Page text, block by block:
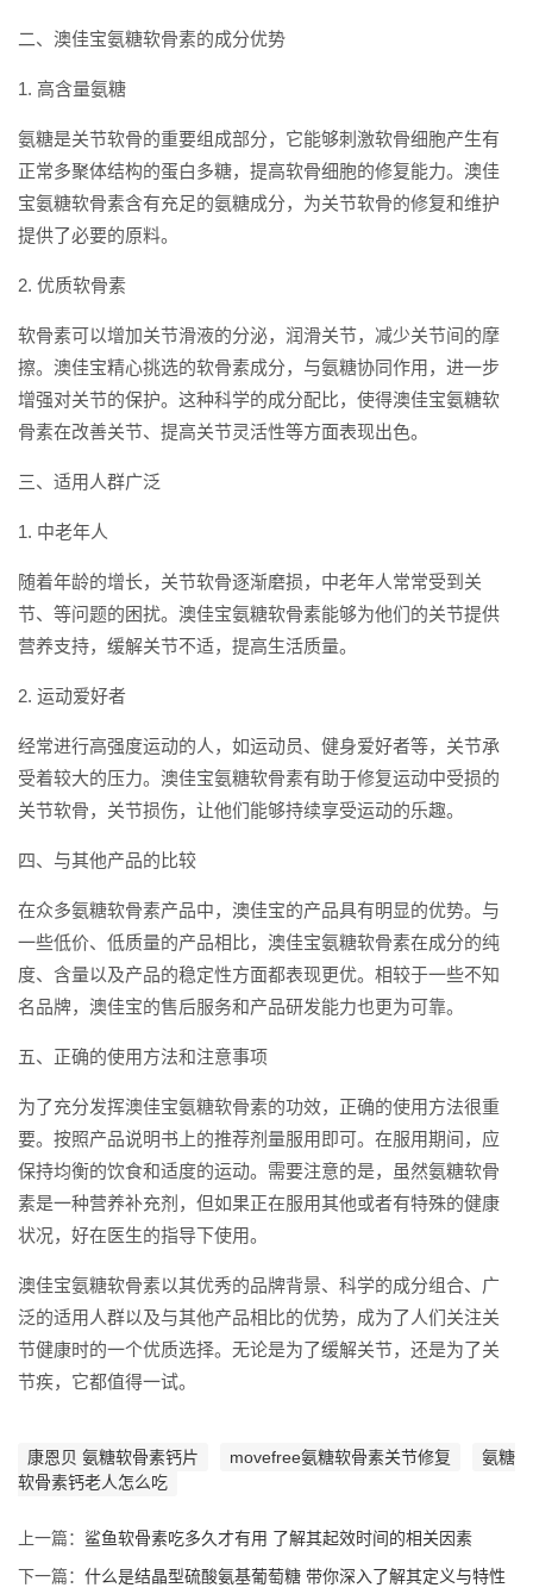
二、澳佳宝氨糖软骨素的成分优势
1. 高含量氨糖
氨糖是关节软骨的重要组成部分，它能够刺激软骨细胞产生有
正常多聚体结构的蛋白多糖，提高软骨细胞的修复能力。澳佳
宝氨糖软骨素含有充足的氨糖成分，为关节软骨的修复和维护
提供了必要的原料。
2. 优质软骨素
软骨素可以增加关节滑液的分泌，润滑关节，减少关节间的摩
擦。澳佳宝精心挑选的软骨素成分，与氨糖协同作用，进一步
增强对关节的保护。这种科学的成分配比，使得澳佳宝氨糖软
骨素在改善关节、提高关节灵活性等方面表现出色。
三、适用人群广泛
1. 中老年人
随着年龄的增长，关节软骨逐渐磨损，中老年人常常受到关
节、等问题的困扰。澳佳宝氨糖软骨素能够为他们的关节提供
营养支持，缓解关节不适，提高生活质量。
2. 运动爱好者
经常进行高强度运动的人，如运动员、健身爱好者等，关节承
受着较大的压力。澳佳宝氨糖软骨素有助于修复运动中受损的
关节软骨，关节损伤，让他们能够持续享受运动的乐趣。
四、与其他产品的比较
在众多氨糖软骨素产品中，澳佳宝的产品具有明显的优势。与
一些低价、低质量的产品相比，澳佳宝氨糖软骨素在成分的纯
度、含量以及产品的稳定性方面都表现更优。相较于一些不知
名品牌，澳佳宝的售后服务和产品研发能力也更为可靠。
五、正确的使用方法和注意事项
为了充分发挥澳佳宝氨糖软骨素的功效，正确的使用方法很重
要。按照产品说明书上的推荐剂量服用即可。在服用期间，应
保持均衡的饮食和适度的运动。需要注意的是，虽然氨糖软骨
素是一种营养补充剂，但如果正在服用其他或者有特殊的健康
状况，好在医生的指导下使用。
澳佳宝氨糖软骨素以其优秀的品牌背景、科学的成分组合、广
泛的适用人群以及与其他产品相比的优势，成为了人们关注关
节健康时的一个优质选择。无论是为了缓解关节，还是为了关
节疾，它都值得一试。
康恩贝 氨糖软骨素钙片 movefree氨糖软骨素关节修复
氨糖
软骨素钙老人怎么吃
上一篇： 鲨鱼软骨素吃多久才有用 了解其起效时间的相关因素
下一篇： 什么是结晶型硫酸氨基葡萄糖 带你深入了解其定义与特性